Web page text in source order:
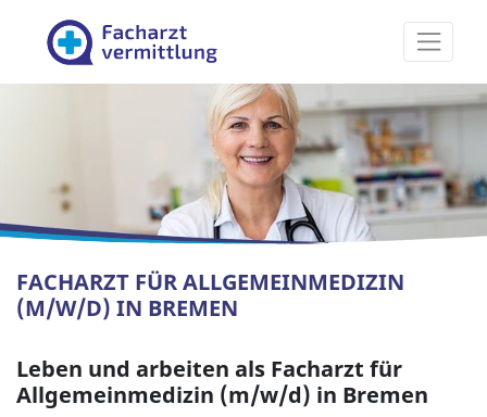
Facharztvermittlung
FACHARZT FÜR ALLGEMEINMEDIZIN
(M/W/D) IN BREMEN
Leben und arbeiten als Facharzt für
Allgemeinmedizin (m/w/d) in Bremen